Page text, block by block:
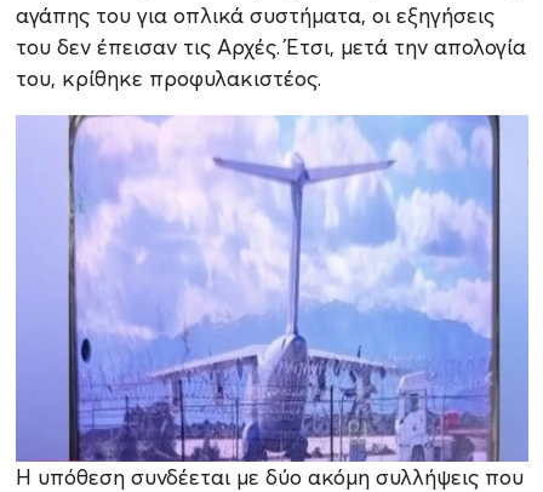
αγάπης του για οπλικά συστήματα, οι εξηγήσεις
του δεν έπεισαν τις Αρχές. Έτσι, μετά την απολογία
του, κρίθηκε προφυλακιστέος.
Η υπόθεση συνδέεται με δύο ακόμη συλλήψεις που